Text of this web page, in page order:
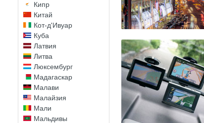
Кипр
Китай
Кот-д'Ивуар
Куба
Латвия
Литва
Люксембург
Мадагаскар
Малави
Малайзия
Мали
Мальдивы